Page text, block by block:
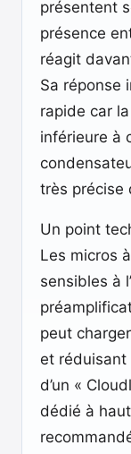
présentent
présence
réagit
Sa réponse
rapide car
inférieure à
très précise
Un point
Les micros
sensibles à
peut
et réduisant
d’un «
dédié à